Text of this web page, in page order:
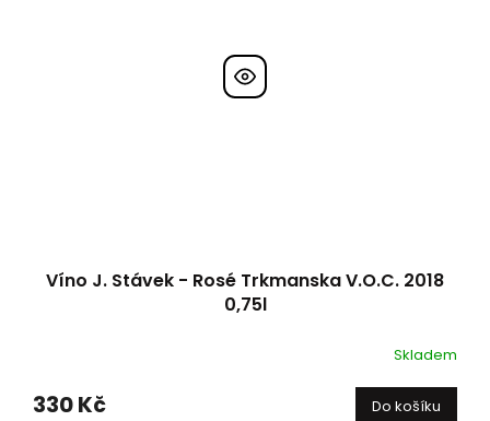
Víno J. Stávek - Rosé Trkmanska V.O.C. 2018
0,75l
Skladem
330 Kč Do košíku